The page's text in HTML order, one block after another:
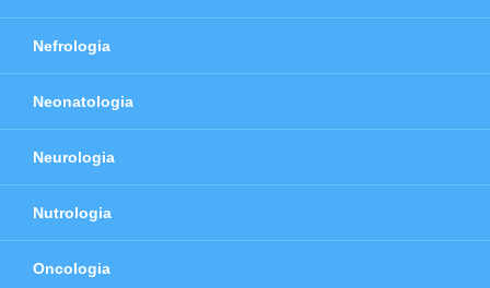
Nefrologia
Neonatologia
Neurologia
Nutrologia
Oncologia